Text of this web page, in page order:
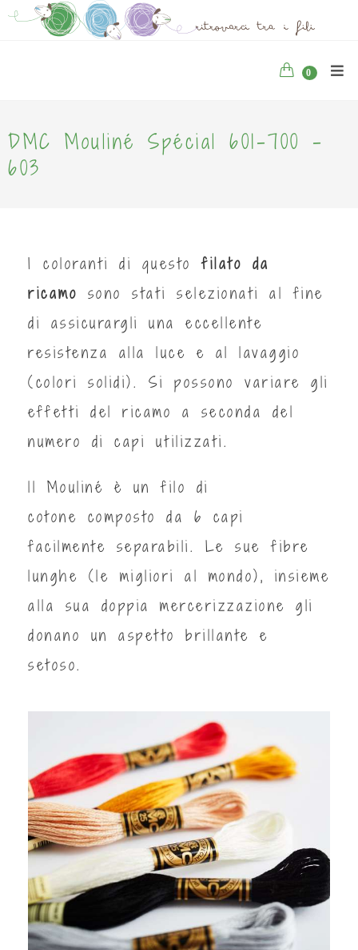
0
DMC Mouliné Spécial 601-700 -
603
I coloranti di questo filato da
ricamo sono stati selezionati al fine
di assicurargli una eccellente
resistenza alla luce e al lavaggio
(colori solidi). Si possono variare gli
effetti del ricamo a seconda del
numero di capi utilizzati.
ll Mouliné è un filo di
cotone composto da 6 capi
facilmente separabili. Le sue fibre
lunghe (le migliori al mondo), insieme
alla sua doppia mercerizzazione gli
donano un aspetto brillante e
setoso.